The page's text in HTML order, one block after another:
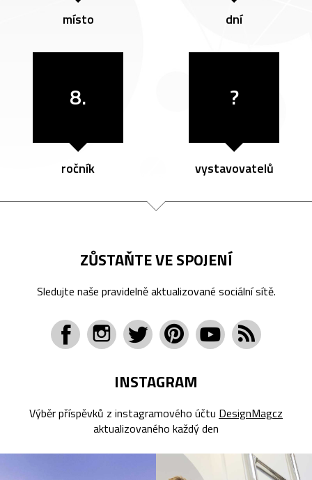
místo dní
8.
ročník
?
vystavovatelů
ZŮSTAŇTE VE SPOJENÍ
Sledujte naše pravidelně aktualizované sociální sítě.
INSTAGRAM
Výběr příspěvků z instagramového účtu DesignMagcz
aktualizovaného každý den